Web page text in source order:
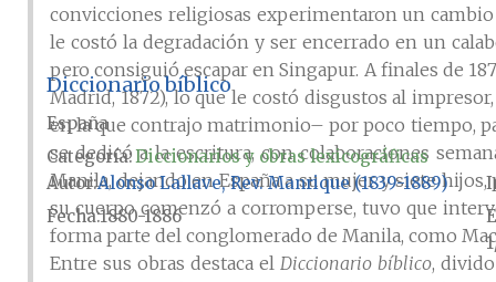
convicciones religiosas experimentaron un
le costó la degradación y ser encerrado en un
pero consiguió escapar en Singapur. A finales de
Madrid, 1872), lo que le costó disgustos al
en la que contrajo matrimonio– por poco tiempo,
se dedicó a la escritura, con colaboraciones
Manila, dejando en España a su mujer y siete
su cuerpo comenzó a corromperse, tuvo que
forma parte del conglomerado de Manila, como
Entre sus obras destaca el Diccionario bíblico,
Diccionario bíblico
España
Categoría:Diccionarios y obras lexicográficas
Autor Alonso Lallave, Rev. Manrique (1839-1889)
Fecha1880-1886